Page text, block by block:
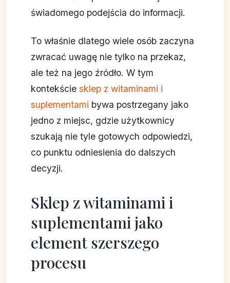
świadomego podejścia do informacji.
To właśnie dlatego wiele osób zaczyna
zwracać uwagę nie tylko na przekaz,
ale też na jego źródło. W tym
kontekście sklep z witaminami i
suplementami bywa postrzegany jako
jedno z miejsc, gdzie użytkownicy
szukają nie tyle gotowych odpowiedzi,
co punktu odniesienia do dalszych
decyzji.
Sklep z witaminami i
suplementami jako
element szerszego
procesu